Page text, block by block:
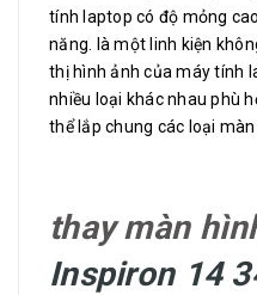
tính laptop có độ mỏng
năng. là một linh kiện
thị hình ảnh của máy tính
nhiều loại khác nhau phù
thể lắp chung các loại
thay màn
Inspiron 14